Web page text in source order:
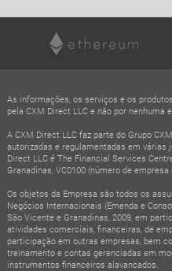
As informações, os serviços e os
pela CXM Direct LLC e não por nenhuma
A CXM Direct LLC faz parte do Grupo
autorizadas e regulamentadas em várias
Direct LLC é The Financial Services
Granadinas, VC0100 (número de empresa
Os objetos da Empresa são todos os
Negócios Internacionais (Emenda e
São Vicente e Granadinas, 2009, em
atividades comerciais, financeiras, de
participação em outras empresas, bem
treinamento e contas gerenciadas em
instrumentos financeiros alavancados.